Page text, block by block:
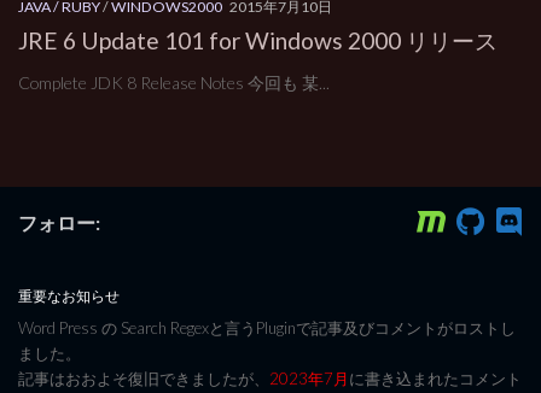
JAVA / RUBY/WINDOWS2000 2015年7月10日
JRE 6 Update 101 for Windows 2000 リリース
Complete JDK 8 Release Notes 今回も 某...
フォロー:
重要なお知らせ
Word Press の Search Regexと言うPluginで記事及びコメントがロストし
ました。
記事はおおよそ復旧できましたが、 2023年7月に書き込まれたコメント